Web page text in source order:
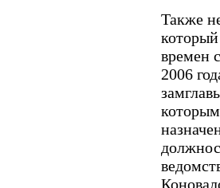
Также
времен
2006